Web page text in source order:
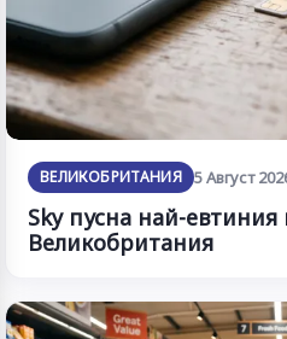
ВЕЛИКОБРИТАНИЯ 5 Август
Sky пусна най-
Великобритания